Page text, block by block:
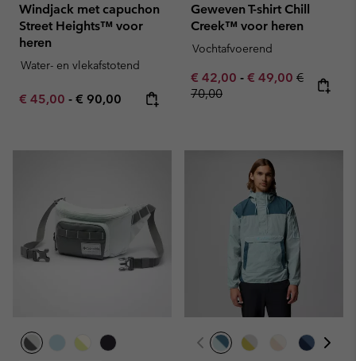
Windjack met capuchon
Street Heights™ voor
heren
Water- en vlekafstotend
Minimum sale price:
€ 45,00 - Maximum price:
€ 90,00
Geweven T-shirt Chill
Creek™ voor heren
Vochtafvoerend
Minimum sale price:
€ 42,00 - Maximum sale
€ 49,00 Regular
€
70,00